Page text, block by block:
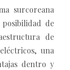
surcoreana
de
de
una
dentro y